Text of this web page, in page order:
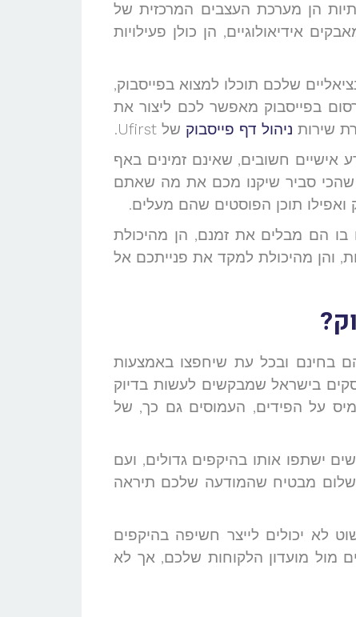
הן מערכת העצבים המרכזית של
אידיאולוגיים, הן כולן פעילויות
שלכם תוכלו למצוא בפייסבוק,
בפייסבוק מאפשר לכם ליצור את
שירות ניהול דף פייסבוק של Ufirst.
אישיים חשובים, שאינם זמינים באף
שהכי סביר שיקנו מכם את מה שאתם
תוכן הפוסטים שהם מעלים.
בו הם מבלים את זמנם, הן מהיכולת
והן מהיכולת למקד את פנייתכם אל
בחינם ובכל עת שיחפצו באמצעות
בישראל שמבקשים לעשות בדיוק
על הפידים, העמוסים גם כך, של
ישתפו אותו בהיקפים גדולים, ועם
מבטיח שהמודעה שלכם תיראה
לא יכולים לייצר חשיפה בהיקפים
מול מועדון הלקוחות שלכם, אך לא